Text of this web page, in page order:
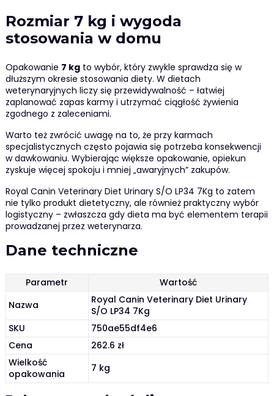
Rozmiar 7 kg i wygoda
stosowania w domu
Opakowanie 7 kgto wybór, który zwykle sprawdza się w
dłuższym okresie stosowania diety. W dietach
weterynaryjnych liczy się przewidywalność – łatwiej
zaplanować zapas karmy i utrzymać ciągłość żywienia
zgodnego z zaleceniami.
Warto też zwrócić uwagę na to, że przy karmach
specjalistycznych często pojawia się potrzeba konsekwencji
w dawkowaniu. Wybierając większe opakowanie, opiekun
zyskuje więcej spokoju i mniej „awaryjnych” zakupów.
Royal Canin Veterinary Diet Urinary S/O LP34 7Kg to zatem
nie tylko produkt dietetyczny, ale również praktyczny wybór
logistyczny – zwłaszcza gdy dieta ma być elementem terapii
prowadzanej przez weterynarza.
Dane techniczne
Parametr
Wartość
Nazwa
Royal Canin Veterinary Diet Urinary
S/O LP34 7Kg
SKU
750ae55df4e6
Cena
262.6 zł
Wielkość
opakowania
7 kg